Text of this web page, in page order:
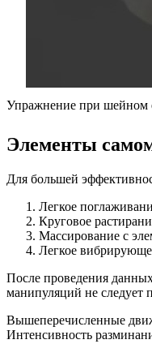
Упражнение при шейном
Элементы
Для большей
Легкое
Круговое
Массирование с
Легкое
После проведения
манипуляций не следует
Вышеперечисленные
Интенсивность